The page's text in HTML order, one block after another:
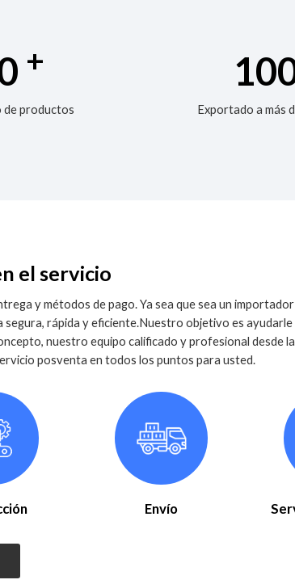
+
de productos Exportado a más
el servicio
y métodos de pago. Ya sea que sea un importador
rápida y eficiente.Nuestro objetivo es ayudarle
nuestro equipo calificado y profesional desde la
posventa en todos los puntos para usted.
Envío